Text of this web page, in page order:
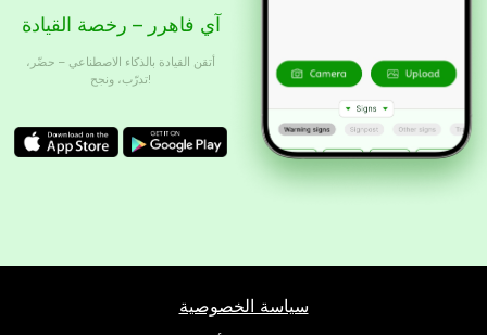
آي فاهرر – رخصة القيادة
أتقن القيادة بالذكاء الاصطناعي – حضّر،
تدرّب، ونجح!
سياسة الخصوصية